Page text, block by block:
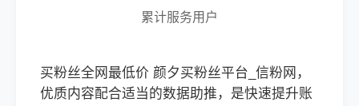
累计服务用户
买粉丝全网最低价 颜夕买粉丝平台_信粉网，
优质内容配合适当的数据助推，是快速提升账